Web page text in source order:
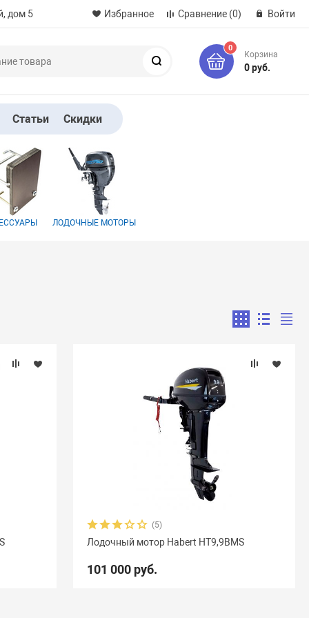
дом 5 Избранное Сравнение (0) Войти
0
Корзина
0 руб.
Статьи Скидки
ЛОДОЧНЫЕ МОТОРЫ
(5)
Лодочный мотор Habert HT9,9BMS
101 000 руб.